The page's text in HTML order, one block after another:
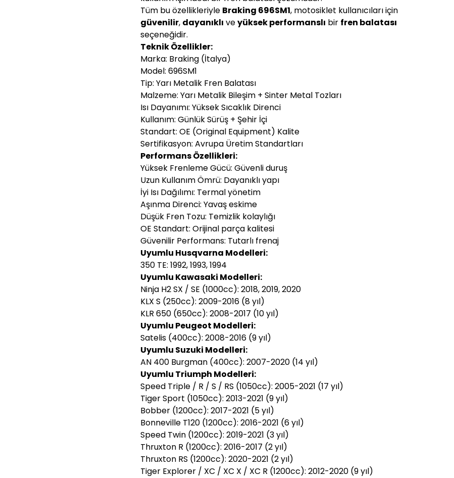
Tüm bu özellikleriyle Braking 696SM1, motosiklet kullanıcıları için
güvenilir, dayanıklı veyüksek performanslı bir fren balatası
seçeneğidir.
Teknik Özellikler:
Marka: Braking (İtalya)
Model: 696SM1
Tip: Yarı Metalik Fren Balatası
Malzeme: Yarı Metalik Bileşim + Sinter Metal Tozları
Isı Dayanımı: Yüksek Sıcaklık Direnci
Kullanım: Günlük Sürüş + Şehir İçi
Standart: OE (Original Equipment) Kalite
Sertifikasyon: Avrupa Üretim Standartları
Performans Özellikleri:
Yüksek Frenleme Gücü: Güvenli duruş
Uzun Kullanım Ömrü: Dayanıklı yapı
İyi Isı Dağılımı: Termal yönetim
Aşınma Direnci: Yavaş eskime
Düşük Fren Tozu: Temizlik kolaylığı
OE Standart: Orijinal parça kalitesi
Güvenilir Performans: Tutarlı frenaj
Uyumlu Husqvarna Modelleri:
350 TE: 1992, 1993, 1994
Uyumlu Kawasaki Modelleri:
Ninja H2 SX / SE (1000cc): 2018, 2019, 2020
KLX S (250cc): 2009-2016 (8 yıl)
KLR 650 (650cc): 2008-2017 (10 yıl)
Uyumlu Peugeot Modelleri:
Satelis (400cc): 2008-2016 (9 yıl)
Uyumlu Suzuki Modelleri:
AN 400 Burgman (400cc): 2007-2020 (14 yıl)
Uyumlu Triumph Modelleri:
Speed Triple / R / S / RS (1050cc): 2005-2021 (17 yıl)
Tiger Sport (1050cc): 2013-2021 (9 yıl)
Bobber (1200cc): 2017-2021 (5 yıl)
Bonneville T120 (1200cc): 2016-2021 (6 yıl)
Speed Twin (1200cc): 2019-2021 (3 yıl)
Thruxton R (1200cc): 2016-2017 (2 yıl)
Thruxton RS (1200cc): 2020-2021 (2 yıl)
Tiger Explorer / XC / XC X / XC R (1200cc): 2012-2020 (9 yıl)